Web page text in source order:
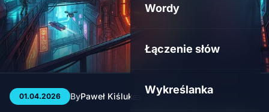
Wordy
Łączenie słów
Wykreślanka
01.04.2026 ByPaweł Kiśluk 3 min 44